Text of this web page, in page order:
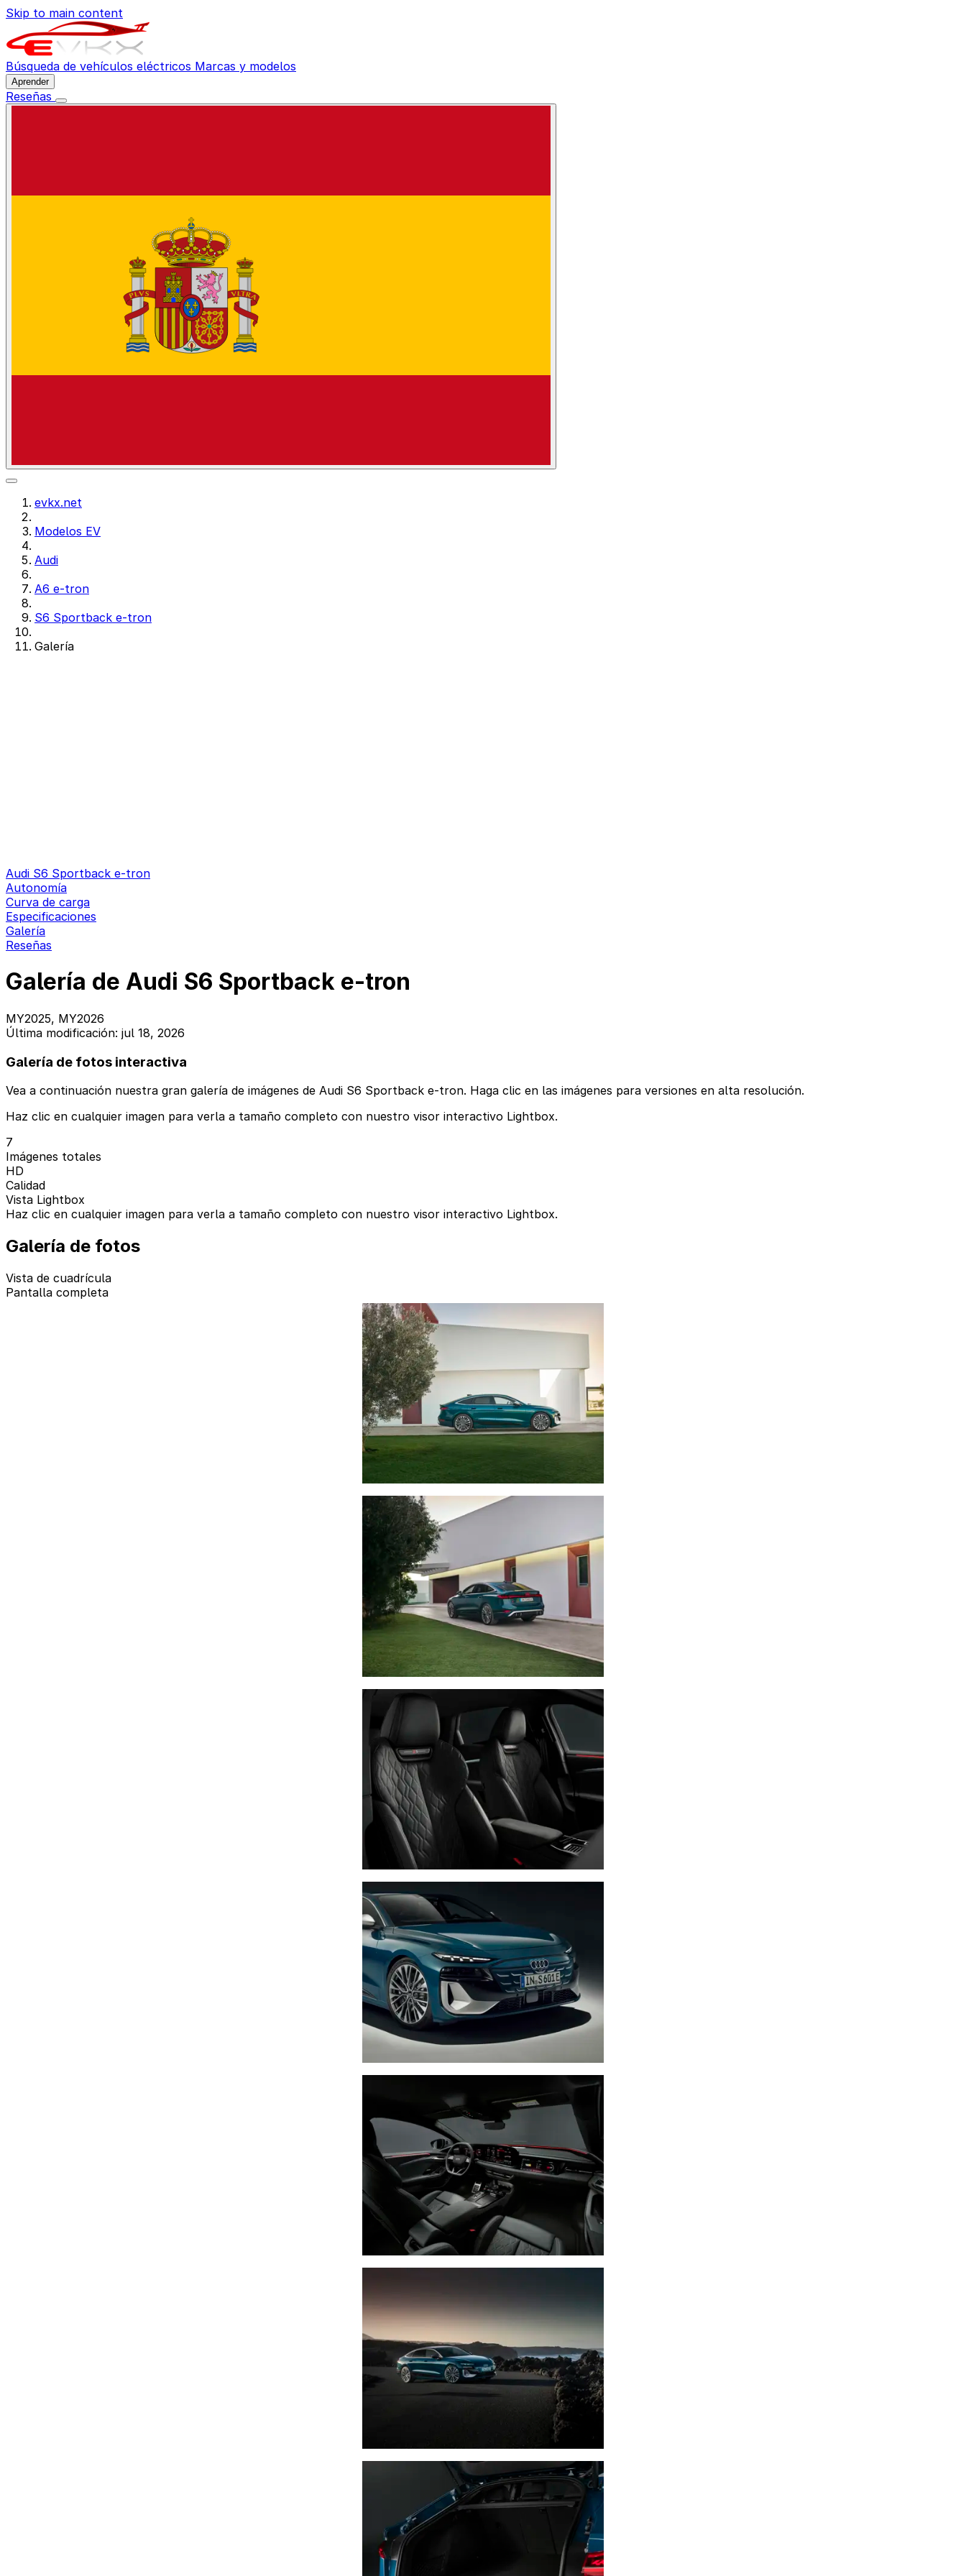
Skip to main content
Búsqueda de vehículos eléctricos Marcas y modelos
Aprender
Reseñas
evkx.net
Modelos EV
Audi
A6 e-tron
S6 Sportback e-tron
Galería
Audi S6 Sportback e-tron
Autonomía
Curva de carga
Especificaciones
Galería
Reseñas
Galería de Audi S6 Sportback e-tron
MY2025, MY2026
Última modificación: jul 18, 2026
Galería de fotos interactiva
Vea a continuación nuestra gran galería de imágenes de Audi S6 Sportback e-tron. Haga clic en las imágenes para versiones en alta resolución.
Haz clic en cualquier imagen para verla a tamaño completo con nuestro visor interactivo Lightbox.
7
Imágenes totales
HD
Calidad
Vista Lightbox
Haz clic en cualquier imagen para verla a tamaño completo con nuestro visor interactivo Lightbox.
Galería de fotos
Vista de cuadrícula
Pantalla completa